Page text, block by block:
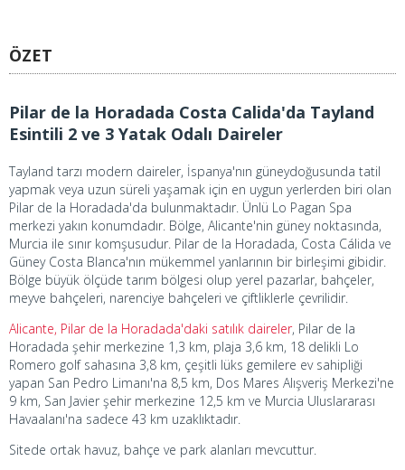
ÖZET
Pilar de la Horadada Costa Calida'da Tayland
Esintili 2 ve 3 Yatak Odalı Daireler
Tayland tarzı modern daireler, İspanya'nın güneydoğusunda tatil
yapmak veya uzun süreli yaşamak için en uygun yerlerden biri olan
Pilar de la Horadada'da bulunmaktadır. Ünlü Lo Pagan Spa
merkezi yakın konumdadır. Bölge, Alicante'nin güney noktasında,
Murcia ile sınır komşusudur. Pilar de la Horadada, Costa Cálida ve
Güney Costa Blanca'nın mükemmel yanlarının bir birleşimi gibidir.
Bölge büyük ölçüde tarım bölgesi olup yerel pazarlar, bahçeler,
meyve bahçeleri, narenciye bahçeleri ve çiftliklerle çevrilidir.
Alicante, Pilar de la Horadada'daki satılık daireler, Pilar de la
Horadada şehir merkezine 1,3 km, plaja 3,6 km, 18 delikli Lo
Romero golf sahasına 3,8 km, çeşitli lüks gemilere ev sahipliği
yapan San Pedro Limanı'na 8,5 km, Dos Mares Alışveriş Merkezi'ne
9 km, San Javier şehir merkezine 12,5 km ve Murcia Uluslararası
Havaalanı'na sadece 43 km uzaklıktadır.
Sitede ortak havuz, bahçe ve park alanları mevcuttur.